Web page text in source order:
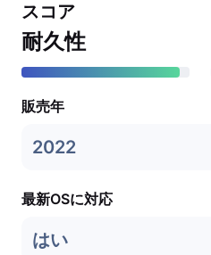
スコア
耐久性
販売年
2022
最新OSに対応
はい